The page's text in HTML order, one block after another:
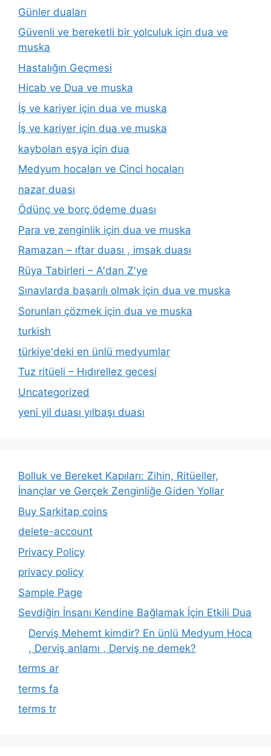
Günler duaları
Güvenli ve bereketli bir yolculuk için dua ve
muska
Hastalığın Geçmesi
Hicab ve Dua ve muska
İş ve kariyer için dua ve muska
İş ve kariyer için dua ve muska
kaybolan eşya için dua
Medyum hocaları ve Cinci hocaları
nazar duası
Ödünç ve borç ödeme duası
Para ve zenginlik için dua ve muska
Ramazan – ıftar duası , imsak duası
Rüya Tabirleri – A'dan Z'ye
Sınavlarda başarılı olmak için dua ve muska
Sorunları çözmek için dua ve muska
turkish
türkiye'deki en ünlü medyumlar
Tuz ritüeli – Hıdırellez gecesi
Uncategorized
yeni yil duası yılbaşı duası
Bolluk ve Bereket Kapıları: Zihin, Ritüeller,
İnançlar ve Gerçek Zenginliğe Giden Yollar
Buy Sarkitap coins
delete-account
Privacy Policy
privacy policy
Sample Page
Sevdiğin İnsanı Kendine Bağlamak İçin Etkili Dua
Derviş Mehemt kimdir? En ünlü Medyum Hoca
, Derviş anlamı , Derviş ne demek?
terms ar
terms fa
terms tr